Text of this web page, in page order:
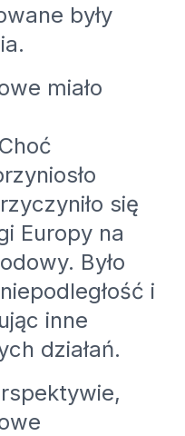
były
miało
się
Europy na
Było
i
inne
działań.